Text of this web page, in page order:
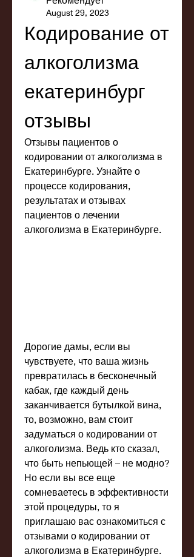
August 29, 2023
Кодирование от
алкоголизма
екатеринбург
отзывы
Отзывы пациентов о
кодировании от алкоголизма в
Екатеринбурге. Узнайте о
процессе кодирования,
результатах и отзывах
пациентов о лечении
алкоголизма в Екатеринбурге.
Дорогие дамы, если вы
чувствуете, что ваша жизнь
превратилась в бесконечный
кабак, где каждый день
заканчивается бутылкой вина,
то, возможно, вам стоит
задуматься о кодировании от
алкоголизма. Ведь кто сказал,
что быть непьющей – не модно?
Но если вы все еще
сомневаетесь в эффективности
этой процедуры, то я
приглашаю вас ознакомиться с
отзывами о кодировании от
алкоголизма в Екатеринбурге.